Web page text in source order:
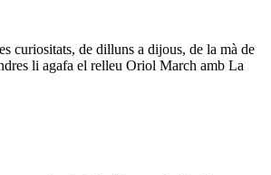
curiositats, de dilluns a dijous, de la mà de
li agafa el relleu Oriol March amb La